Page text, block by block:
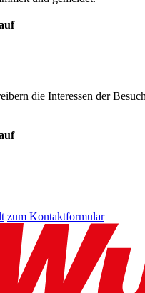
die Interessen der
zum Kontaktformular